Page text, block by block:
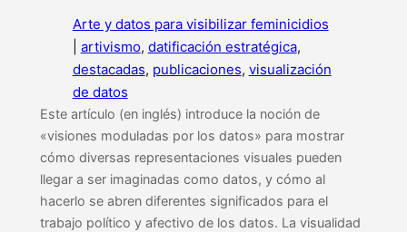
Arte y datos para visibilizar feminicidios
artivismo, datificación estratégica
destacadas, publicaciones, visualización
de datos
Este artículo (en inglés) introduce la noción de
«visiones moduladas por los datos» para mostrar
cómo diversas representaciones visuales pueden
llegar a ser imaginadas como datos, y cómo al
hacerlo se abren diferentes significados para el
trabajo político y afectivo de los datos. La visualidad